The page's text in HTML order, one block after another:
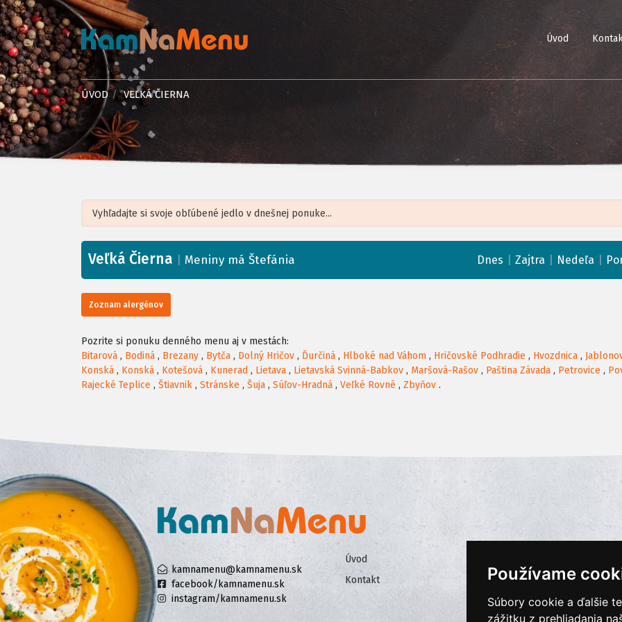
Používame
Súbory cookie a ďalšie
zážitku z prehliadania
Úvod
ÚVOD VEĽKÁ ČIERNA
+
−
Veľká Čierna Meniny má Štefánia Dnes Zajtra Nedeľa
Zoznam alergénov
Pozrite si ponuku denného menu aj v mestách:
Bitarová , Bodiná , Brezany , Bytča , Dolný Hričov , Ďurčiná , Hlboké nad Váhom , Hričovské Podhradie , Hvozdnica ,
Konská , Konská , Kotešová , Kunerad , Lietava , Lietavská Svinná-Babkov , Maršová-Rašov , Paština Závada , Petrovice ,
Rajecké Teplice , Štiavnik , Stránske , Šuja , Súľov-Hradná , Veľké Rovné , Zbyňov .
kamnamenu@kamnamenu.sk
facebook/kamnamenu.sk
instagram/kamnamenu.sk
Úvod
Kontakt
Ochrana osobných údajov
Cookies